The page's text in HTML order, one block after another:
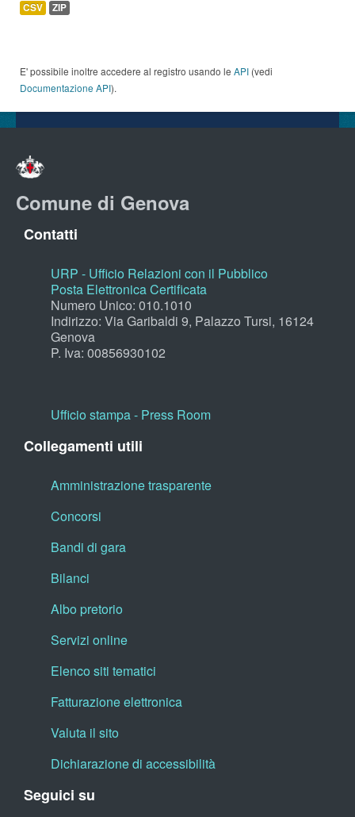
CSV ZIP
E' possibile inoltre accedere al registro usando le API (vedi
Documentazione API).
Comune di Genova
Contatti
URP - Ufficio Relazioni con il Pubblico
Posta Elettronica Certificata
Numero Unico: 010.1010
Indirizzo: Via Garibaldi 9, Palazzo Tursi, 16124
Genova
P. Iva: 00856930102
Ufficio stampa - Press Room
Collegamenti utili
Amministrazione trasparente
Concorsi
Bandi di gara
Bilanci
Albo pretorio
Servizi online
Elenco siti tematici
Fatturazione elettronica
Valuta il sito
Dichiarazione di accessibilità
Seguici su